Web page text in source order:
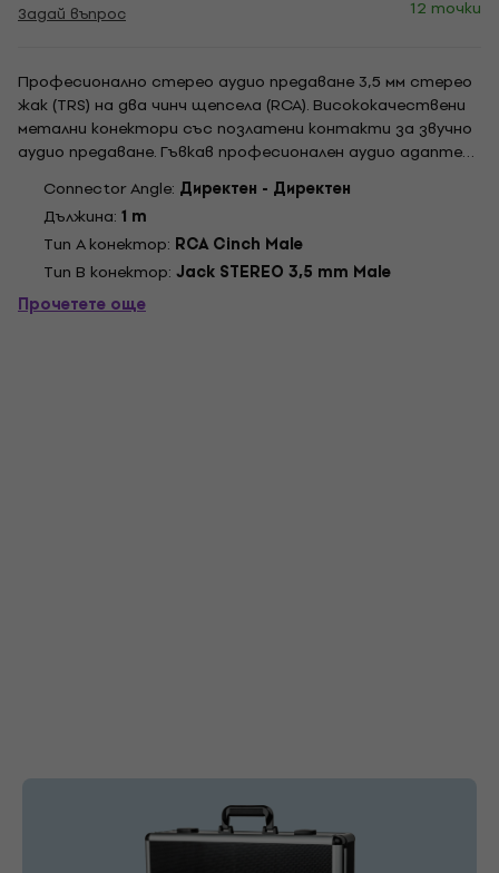
Задай въпрос 12 точки
Професионално стерео аудио предаване 3,5 мм стерео
жак (TRS) на два чинч щепсела (RCA). Висококачествени
метални конектори със позлатени контакти за звучно
аудио предаване. Гъвкав професионален аудио адаптер
кабел с диаметър 2 x 4 мм. Включително велкро.
Connector Angle: Директен - Директен
Дължина: 1 m
Тип A конектор: RCA Cinch Male
Тип B конектор: Jack STEREO 3,5 mm Male
Прочетете още